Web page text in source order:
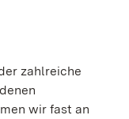
zahlreiche
wir fast an